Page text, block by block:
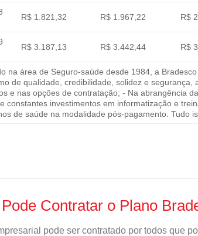
R$ 1.821,32 R$ 1.967,22 R$
R$ 3.187,13 R$ 3.442,44 R$
na área de Seguro-saúde desde 1984, a
de qualidade, credibilidade, solidez e
e nas opções de contratação; - Na abrangência
constantes investimentos em informatização e
de saúde na modalidade pós-pagamento. Tudo
Contratar o Plano
pode ser contratado por todos que